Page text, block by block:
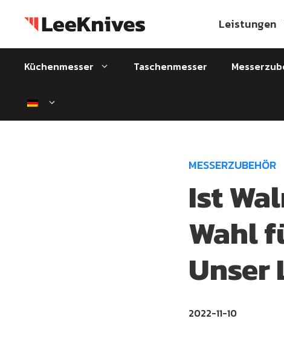
Inhalt
Leistungen
Küchenmesser Taschenmesser
MESSERZUBEHÖR
Ist
Wahl
Unser
2022-11-10